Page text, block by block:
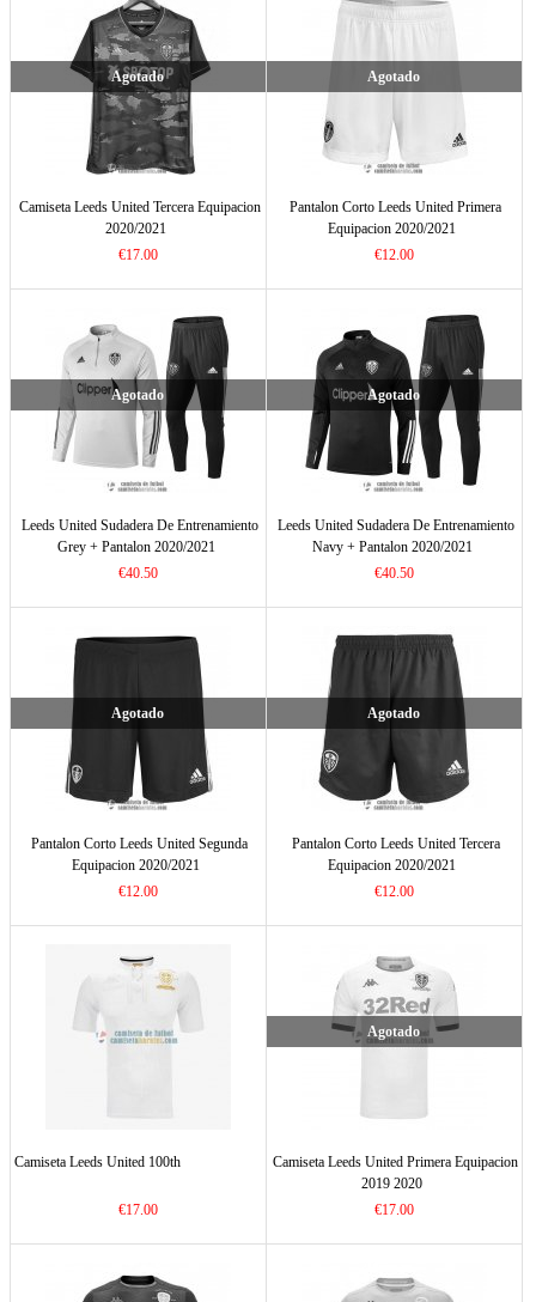
Agotado
Camiseta Leeds United Tercera Equipacion
2020/2021
€17.00
Agotado
Pantalon Corto Leeds United Primera
Equipacion 2020/2021
€12.00
Agotado
Leeds United Sudadera De Entrenamiento
Grey + Pantalon 2020/2021
€40.50
Agotado
Leeds United Sudadera De Entrenamiento
Navy + Pantalon 2020/2021
€40.50
Agotado
Pantalon Corto Leeds United Segunda
Equipacion 2020/2021
€12.00
Agotado
Pantalon Corto Leeds United Tercera
Equipacion 2020/2021
€12.00
Camiseta Leeds United 100th
€17.00
Agotado
Camiseta Leeds United Primera Equipacion
2019 2020
€17.00